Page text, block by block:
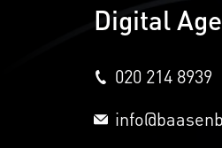
Digital
020 214 8939